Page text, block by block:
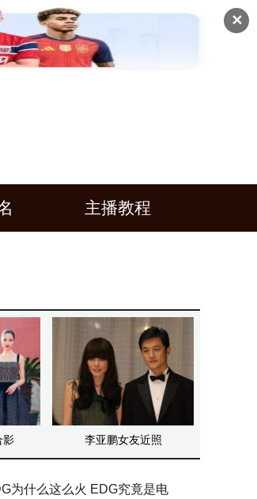
✕
主播教程
影 李亚鹏女友近照
为什么这么火 EDG究竟是电